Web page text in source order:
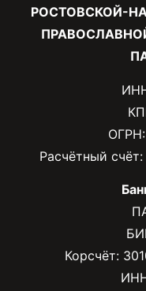
РОСТОВСКОЙ-
Расчётный
Корсчёт: